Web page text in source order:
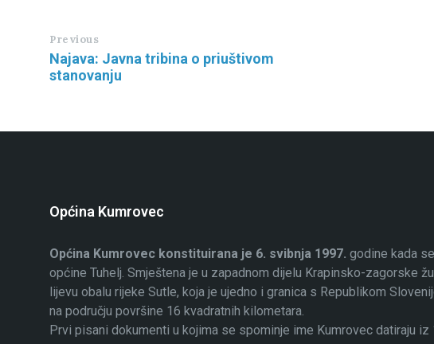
Previous
Najava: Javna tribina o priuštivom
stanovanju
Općina Kumrovec
Općina Kumrovec konstituirana je 6. svibnja 1997. godine kada
općine Tuhelj. Smještena je u zapadnom dijelu Krapinsko-zagorske
lijevu obalu rijeke Sutle, koja je ujedno i granica s Republikom
na području površine 16 kvadratnih kilometara.
Prvi pisani dokumenti u kojima se spominje ime Kumrovec datiraju iz